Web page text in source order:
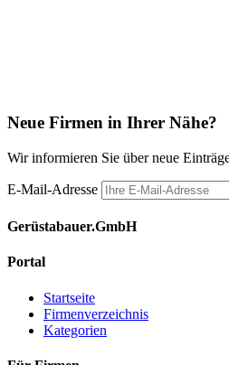
Neue Firmen in Ihrer Nähe?
Wir informieren Sie über neue
E-Mail-Adresse
Gerüstabauer.GmbH
Portal
Startseite
Firmenverzeichnis
Kategorien